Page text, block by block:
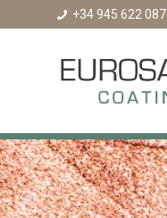
+34 945 622 087